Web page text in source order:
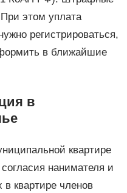
этом уплата
регистрироваться,
в ближайшие
в
квартире
нанимателя и
в квартире членов